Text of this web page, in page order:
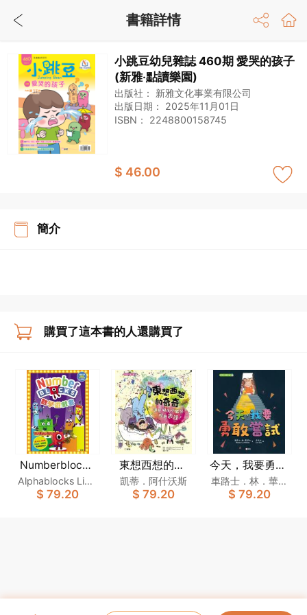
小跳豆幼兒雜誌 460期 愛哭的孩子
(新雅‧點讀樂園)
出版社： 新雅文化事業有限公司
出版日期： 2025年11月01日
ISBN： 2248800158745
$ 46.00
簡介
購買了這本書的人還購買了
Numberblocks
數學遊戲書
Alphablocks Limit
ed
$ 79.20
東想西想的奇
奇：讓忙碌的小
腦袋學會表達！
凱蒂．阿什沃斯
$ 79.20
今天，我要勇敢
嘗試[新雅．繪
本館]
車路士．林．華萊
士
$ 79.20
書籍詳情